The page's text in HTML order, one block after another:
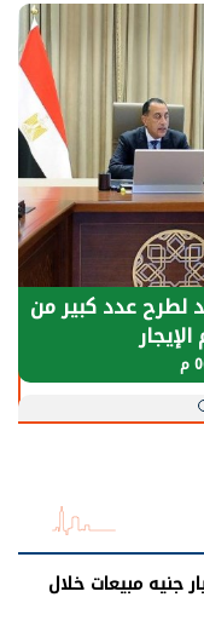
قطاع الطاقة
الطبيعية
تسجل 28.4 مليار جنيه مبيعات خلال